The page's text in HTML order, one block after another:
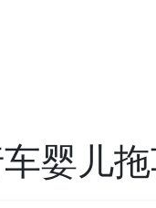
婴儿